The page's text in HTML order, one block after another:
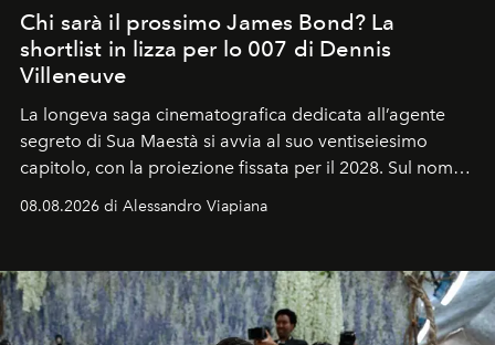
Chi sarà il prossimo James Bond? La
shortlist in lizza per lo 007 di Dennis
Villeneuve
La longeva saga cinematografica dedicata all’agente
segreto di Sua Maestà si avvia al suo ventiseiesimo
capitolo, con la proiezione fissata per il 2028. Sul nome
Craig, però, regna ancora il più assoluto riserbo.
08.08.2026 di Alessandro Viapiana